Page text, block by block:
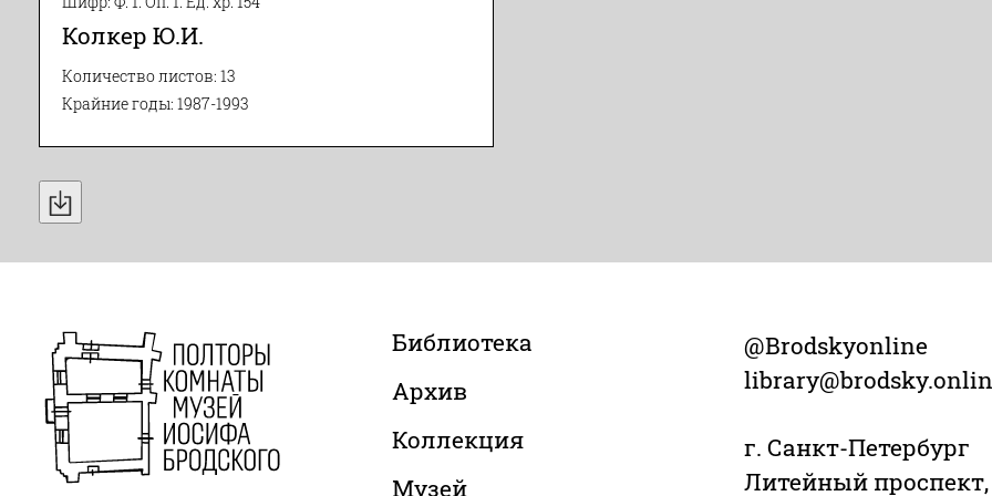
Колкер Ю.И.
Количество листов: 13
Крайние годы: 1987-1993
Библиотека
Архив
Коллекция
Музей
@Brodskyonline
г. Санкт-Петербург
Литейный проспект,